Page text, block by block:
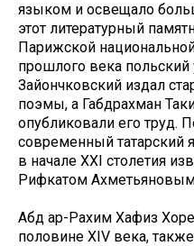
языком и освещало
этот литературный
Парижской
прошлого века
Зайончковский издал
поэмы, а Габдрахман
опубликовали его труд.
современный
в начале XXI столетия
Рифкатом
Абд ар-Рахим Хафиз
половине XIV века, также